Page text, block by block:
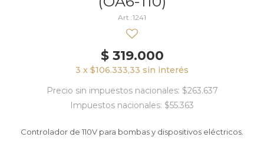
1241
$ 319.000
3 x $106.333,33 sin interés
Precio sin impuestos nacionales: $263.637
Impuestos nacionales: $55.363
Controlador de 110V para bombas y dispositivos eléctricos.